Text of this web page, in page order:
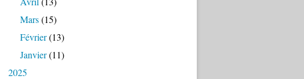
Mars(15)
Février(13)
Janvier(11)
2025